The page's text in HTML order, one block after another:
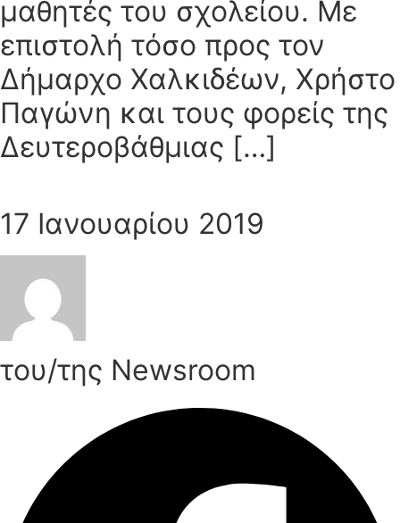
μαθητές του σχολείου. Με
επιστολή τόσο προς τον
Δήμαρχο Χαλκιδέων, Χρήστο
Παγώνη και τους φορείς της
Δευτεροβάθμιας […]
17 Ιανουαρίου 2019
του/της Newsroom